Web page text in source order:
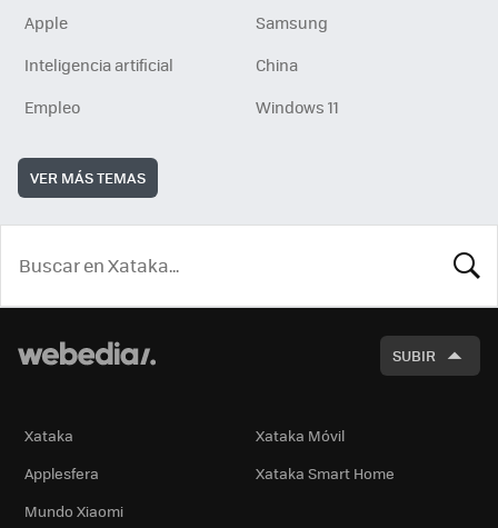
Apple
Samsung
Inteligencia artificial
China
Empleo
Windows 11
VER MÁS TEMAS
SUBIR
Xataka
Xataka Móvil
Applesfera
Xataka Smart Home
Mundo Xiaomi